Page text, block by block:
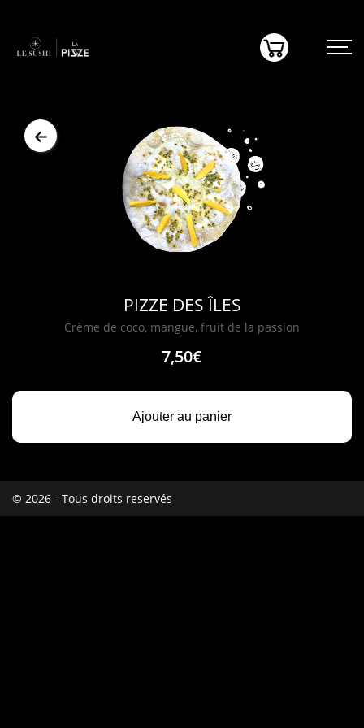
PIZZE DES ÎLES
Crème de coco, mangue, fruit de la passion
7,50€
Ajouter au panier
© 2026 - Tous droits reservés